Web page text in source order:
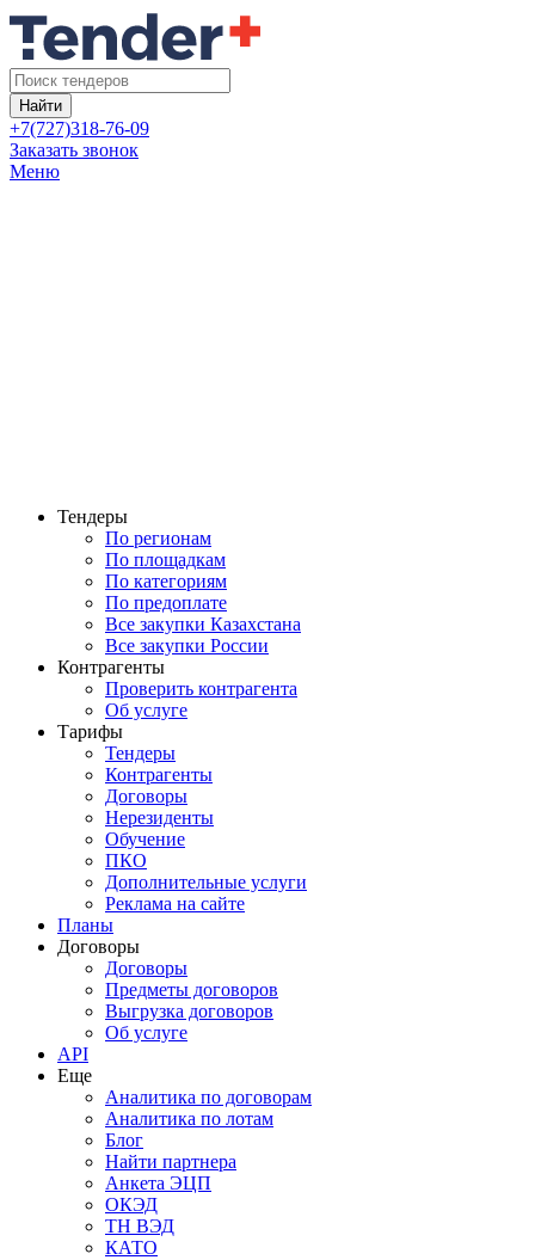
Найти
+7(727)318-76-09
Заказать звонок
Меню
Тендеры
По регионам
По площадкам
По категориям
По предоплате
Все закупки Казахстана
Все закупки России
Контрагенты
Проверить контрагента
Об услуге
Тарифы
Тендеры
Контрагенты
Договоры
Нерезиденты
Обучение
ПКО
Дополнительные услуги
Реклама на сайте
Планы
Договоры
Договоры
Предметы договоров
Выгрузка договоров
Об услуге
API
Еще
Аналитика по договорам
Аналитика по лотам
Блог
Найти партнера
Анкета ЭЦП
ОКЭД
ТН ВЭД
КАТО